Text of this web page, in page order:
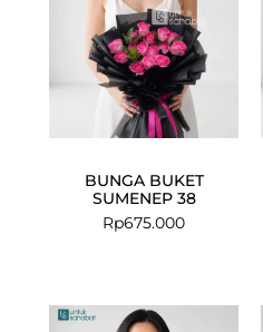
BUNGA BUKET
SUMENEP 38
Rp675.000